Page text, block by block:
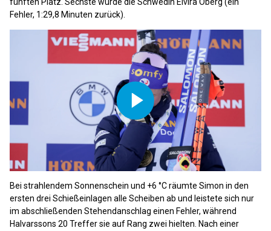
fünften Platz. Sechste wurde die Schwedin Elvira Öberg (ein
Fehler, 1:29,8 Minuten zurück).
Play
Video
Bei strahlendem Sonnenschein und +6 °C räumte Simon in den
ersten drei Schießeinlagen alle Scheiben ab und leistete sich nur
im abschließenden Stehendanschlag einen Fehler, während
Halvarssons 20 Treffer sie auf Rang zwei hielten. Nach einer